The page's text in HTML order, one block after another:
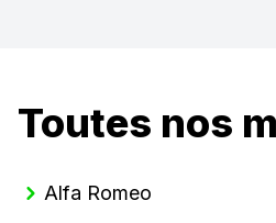
Toutes nos
Alfa Romeo